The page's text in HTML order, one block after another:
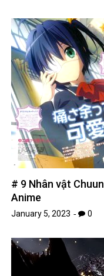
# 9 Nhân vật
Anime
January 5, 2023 0